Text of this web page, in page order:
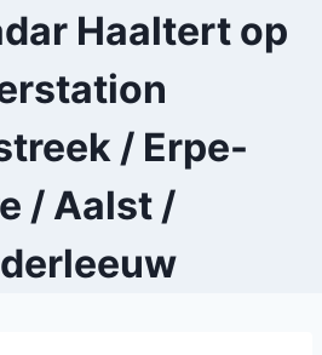
Haaltert op
/ Erpe-
/ Aalst /